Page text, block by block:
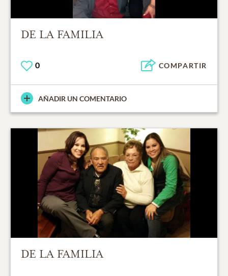
DE LA FAMILIA
0 COMPARTIR
AÑADIR UN COMENTARIO
DE LA FAMILIA